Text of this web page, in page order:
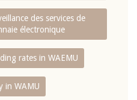
des services de
électronique
rates in WAEMU
in WAMU